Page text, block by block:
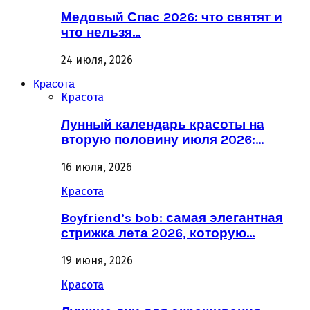
Медовый Спас 2026: что святят и
что нельзя…
24 июля, 2026
Красота
Красота
Лунный календарь красоты на
вторую половину июля 2026:…
16 июля, 2026
Красота
Boyfriend’s bob: самая элегантная
стрижка лета 2026, которую…
19 июня, 2026
Красота